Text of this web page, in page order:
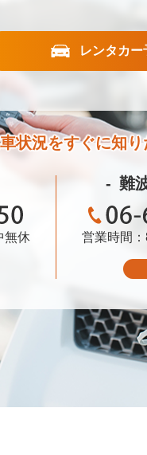
レンタカー
状況をすぐに知
無休
難
営業時間